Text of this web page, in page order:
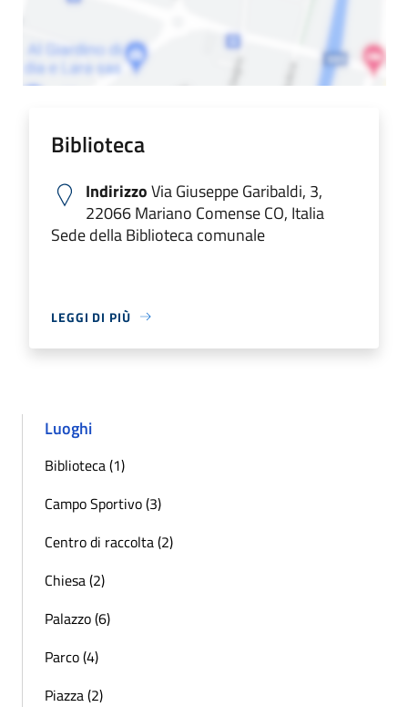
Biblioteca
IndirizzoVia Giuseppe Garibaldi, 3,
22066 Mariano Comense CO, Italia
Sede della Biblioteca comunale
LEGGI DI PIÙ
Luoghi
Biblioteca (1)
Campo Sportivo (3)
Centro di raccolta (2)
Chiesa (2)
Palazzo (6)
Parco (4)
Piazza (2)